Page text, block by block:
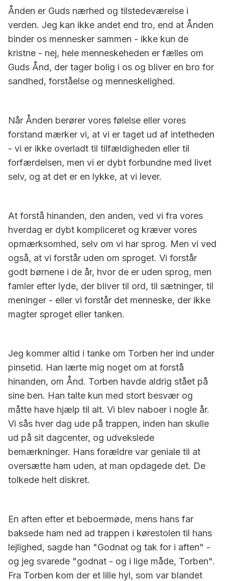
Ånden er Guds nærhed og tilstedeværelse i
verden. Jeg kan ikke andet end tro, end at Ånden
binder os mennesker sammen - ikke kun de
kristne - nej, hele menneskeheden er fælles om
Guds Ånd, der tager bolig i os og bliver en bro for
sandhed, forståelse og menneskelighed.
Når Ånden berører vores følelse eller vores
forstand mærker vi, at vi er taget ud af intetheden
- vi er ikke overladt til tilfældigheden eller til
forfærdelsen, men vi er dybt forbundne med livet
selv, og at det er en lykke, at vi lever.
At forstå hinanden, den anden, ved vi fra vores
hverdag er dybt kompliceret og kræver vores
opmærksomhed, selv om vi har sprog. Men vi ved
også, at vi forstår uden om sproget. Vi forstår
godt børnene i de år, hvor de er uden sprog, men
famler efter lyde, der bliver til ord, til sætninger, til
meninger - eller vi forstår det menneske, der ikke
magter sproget eller tanken.
Jeg kommer altid i tanke om Torben her ind under
pinsetid. Han lærte mig noget om at forstå
hinanden, om Ånd. Torben havde aldrig stået på
sine ben. Han talte kun med stort besvær og
måtte have hjælp til alt. Vi blev naboer i nogle år.
Vi sås hver dag ude på trappen, inden han skulle
ud på sit dagcenter, og udvekslede
bemærkninger. Hans forældre var geniale til at
oversætte ham uden, at man opdagede det. De
tolkede helt diskret.
En aften efter et beboermøde, mens hans far
baksede ham ned ad trappen i kørestolen til hans
lejlighed, sagde han "Godnat og tak for i aften" -
og jeg svarede "godnat - og i lige måde, Torben".
Fra Torben kom der et lille hyl, som var blandet